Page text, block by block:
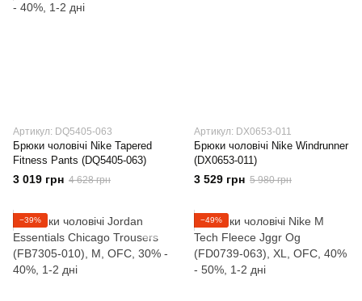
Артикул: DQ5405-063
Брюки чоловічі Nike Tapered
Fitness Pants (DQ5405-063)
3 019 грн 4 628 грн
Артикул: DX0653-011
Брюки чоловічі Nike Windrunner
(DX0653-011)
3 529 грн 5 980 грн
−39% −49%